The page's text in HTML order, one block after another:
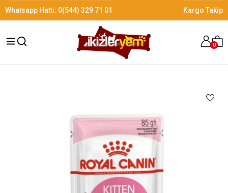
Whatsapp Hattı: 0(544) 329 71 01 Kargo Takip
0